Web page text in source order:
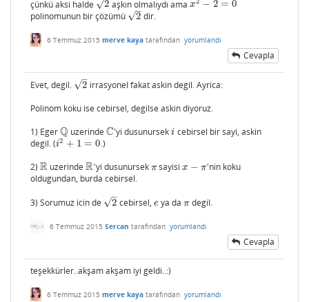
çünkü aksi halde 2
√
2 aşkın olmalıydı amax − 2 = 0
x2−2=0
polinomunun bir çözümü
2
–
√
2 dir.
6 Temmuz 2015 merve kaya tarafından yorumlandı
Cevapla
Evet, degil. 2
–
√
2
irrasyonel fakat askin degil. Ayrica:
Polinom koku ise cebirsel, degilse askin diyoruz.
1) EgerQ
Q uzerindeC
C'yi dusunurseki
i cebirsel bir sayi, askin
degil. (i2 + 1 = 0
i2 +1= 0
.)
2) R
R uzerindeR
R 'yi dusunursek π
πsayisi x − π
x− π
'nin koku
oldugundan, burda cebirsel.
3) Sorumuz icin de 2
–
√
2 cebirsel,e
eya daπ
πdegil.
6 Temmuz 2015 Sercan tarafından yorumlandı
Cevapla
teşekkürler..akşam akşam iyi geldi..:)
6 Temmuz 2015 merve kaya tarafından yorumlandı